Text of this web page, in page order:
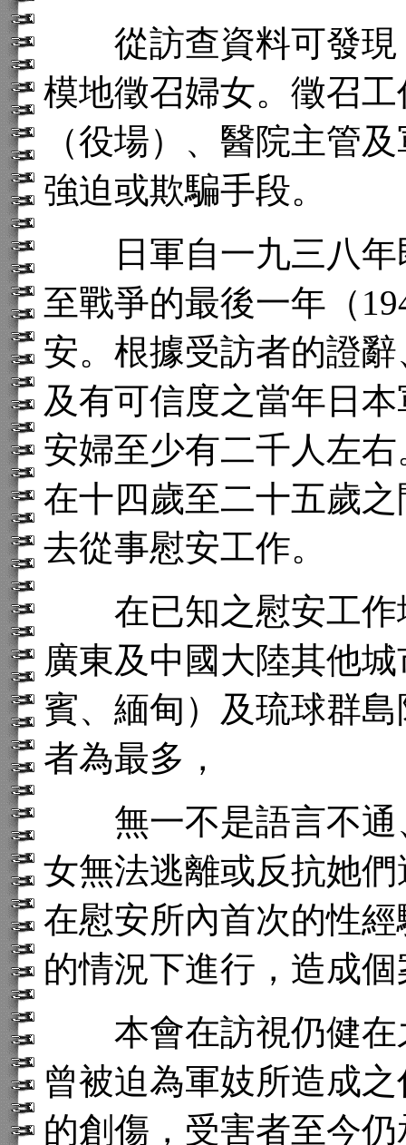
從訪查資料可發現
模地徵召婦女。徵召
（役場）、醫院主管
強迫或欺騙手段。
日軍自一九三八年
至戰爭的最後一年（
安。根據受訪者的證
及有可信度之當年日
安婦至少有二千人左
在十四歲至二十五歲
去從事慰安工作。
在已知之慰安工作
廣東及中國大陸其他
賓、緬甸）及琉球群
者為最多，
無一不是語言不通
女無法逃離或反抗她
在慰安所內首次的性
的情況下進行，造成
本會在訪視仍健在
曾被迫為軍妓所造成
的創傷，受害者至今